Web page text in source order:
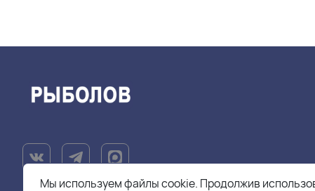
Мы используем файлы cookie. Продолжив